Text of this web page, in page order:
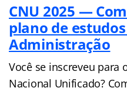
CNU 2025 —
plano de
Administração
Você se inscreveu para
Nacional Unificado?